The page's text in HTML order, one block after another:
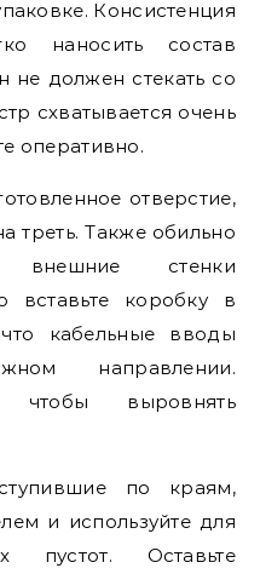
Консистенция
наносить состав
не должен стекать со
схватывается очень
оперативно.
отверстие,
треть. Также обильно
внешние стенки
вставьте коробку в
кабельные вводы
направлении.
чтобы выровнять
по краям,
и используйте для
пустот. Оставьте